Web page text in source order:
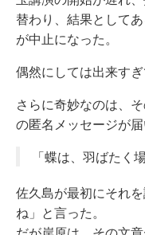
替わり、結果として
が中止になった。
偶然にしては出来すぎ
さらに奇妙なのは、
の匿名メッセージが届
「蝶は、羽ばたく
佐久島が最初にそれ
ね」と言った。